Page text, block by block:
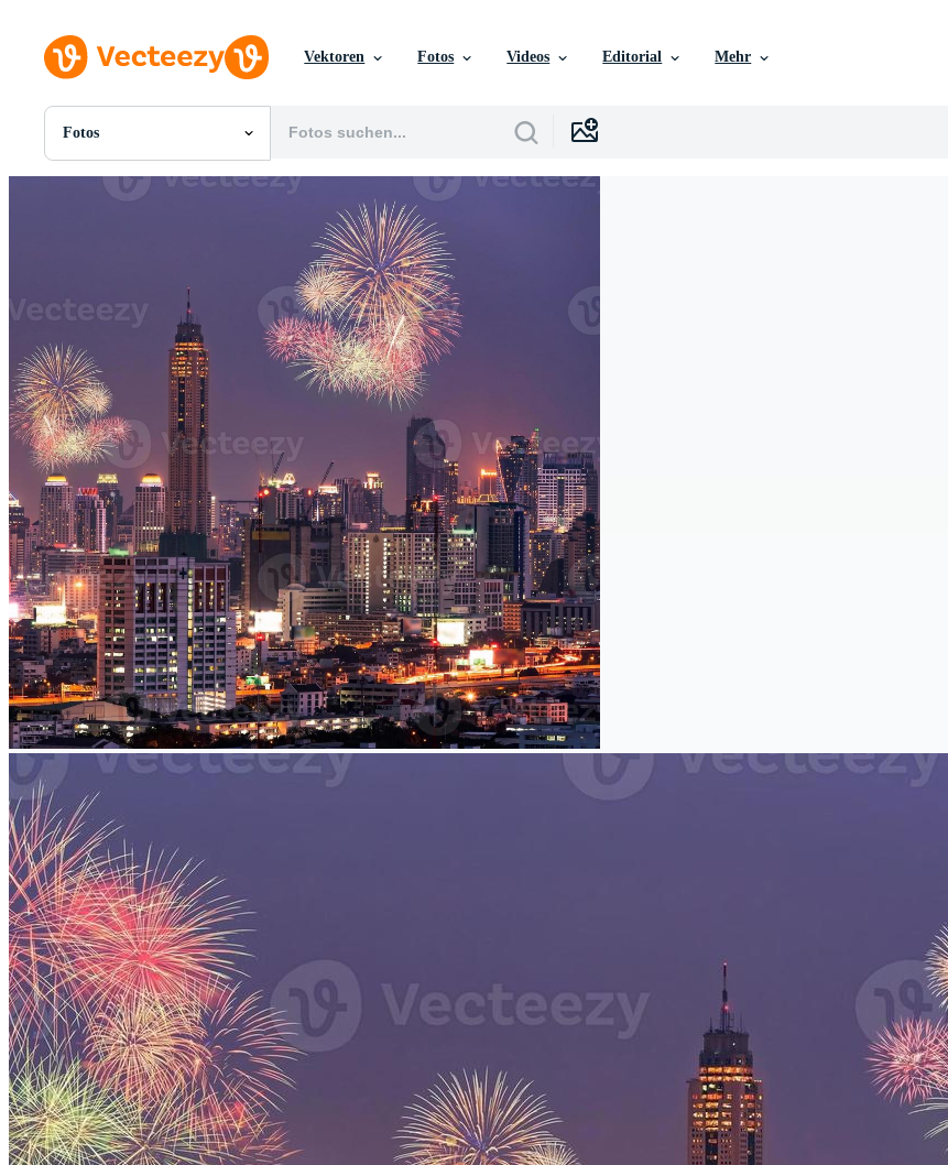
Vektoren Fotos Videos Editorial Mehr
Fotos
Alle Bilder
Videos
Motion Graphics
Redaktionelle Bilder
Redaktionelle Ereignisse